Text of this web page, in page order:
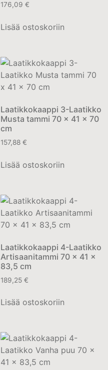
176,09 €
Lisää ostoskoriin
Laatikkokaappi 3-Laatikko
Musta tammi 70 x 41 x 70
cm
157,88 €
Lisää ostoskoriin
Laatikkokaappi 4-Laatikko
Artisaanitammi 70 x 41 x
83,5 cm
189,25 €
Lisää ostoskoriin